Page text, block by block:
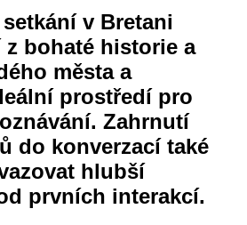
v Bretani
z bohaté historie a
města a
prostředí pro
Zahrnutí
do konverzací také
hlubší
prvních interakcí.